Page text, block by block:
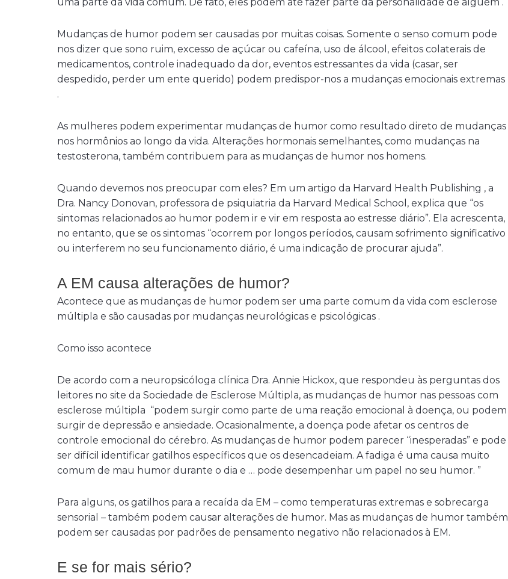
Mudanças de humor podem ser causadas por muitas coisas. Somente o senso comum pode
nos dizer que sono ruim, excesso de açúcar ou cafeína, uso de álcool, efeitos colaterais de
medicamentos, controle inadequado da dor, eventos estressantes da vida (casar, ser
despedido, perder um ente querido) podem predispor-nos a mudanças emocionais extremas
.
As mulheres podem experimentar mudanças de humor como resultado direto de mudanças
nos hormônios ao longo da vida. Alterações hormonais semelhantes, como mudanças na
testosterona, também contribuem para as mudanças de humor nos homens.
Quando devemos nos preocupar com eles? Em um artigo da Harvard Health Publishing , a
Dra. Nancy Donovan, professora de psiquiatria da Harvard Medical School, explica que “os
sintomas relacionados ao humor podem ir e vir em resposta ao estresse diário”. Ela acrescenta,
no entanto, que se os sintomas “ocorrem por longos períodos, causam sofrimento significativo
ou interferem no seu funcionamento diário, é uma indicação de procurar ajuda”.
A EM causa alterações de humor?
Acontece que as mudanças de humor podem ser uma parte comum da vida com esclerose
múltipla e são causadas por mudanças neurológicas e psicológicas .
Como isso acontece
De acordo com a neuropsicóloga clínica Dra. Annie Hickox, que respondeu às perguntas dos
leitores no site da Sociedade de Esclerose Múltipla, as mudanças de humor nas pessoas com
esclerose múltipla “podem surgir como parte de uma reação emocional à doença, ou podem
surgir de depressão e ansiedade. Ocasionalmente, a doença pode afetar os centros de
controle emocional do cérebro. As mudanças de humor podem parecer “inesperadas” e pode
ser difícil identificar gatilhos específicos que os desencadeiam. A fadiga é uma causa muito
comum de mau humor durante o dia e … pode desempenhar um papel no seu humor. ”
Para alguns, os gatilhos para a recaída da EM – como temperaturas extremas e sobrecarga
sensorial – também podem causar alterações de humor. Mas as mudanças de humor também
podem ser causadas por padrões de pensamento negativo não relacionados à EM.
E se for mais sério?